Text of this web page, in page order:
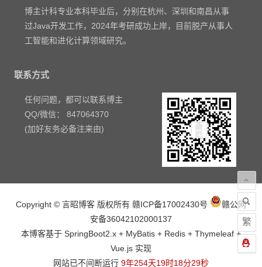
博主计科专业本科毕业后，分别在杭州、深圳和南昌从事
过Java开发工作，2024年考研成功上岸，目前脱产从事人
工智能和进化计算领域研究。
联系方式
任何问题，都可以联系博主
QQ/微信： 847064370
(加好友务必备注来由)
Copyright © 言昭博客 版权所有 赣ICP备17002430号
赣公网
安备36042102000137
本博客基于 SpringBoot2.x + MyBatis + Redis + Thymeleaf +
Vue.js 实现
网站已不间断运行 9年254天19时18分30秒
繁